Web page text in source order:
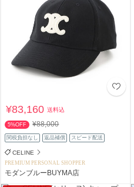
¥83,160送料込
5%OFF ¥88,000
関税負担なし 返品補償 スピード配送
CELINE
PREMIUM PERSONAL SHOPPER
モダンブルーBUYMA店